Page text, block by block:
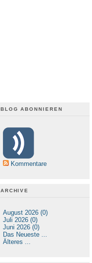
BLOG ABONNIEREN
Kommentare
ARCHIVE
August 2026 (0)
Juli 2026 (0)
Juni 2026 (0)
Das Neueste ...
Älteres ...